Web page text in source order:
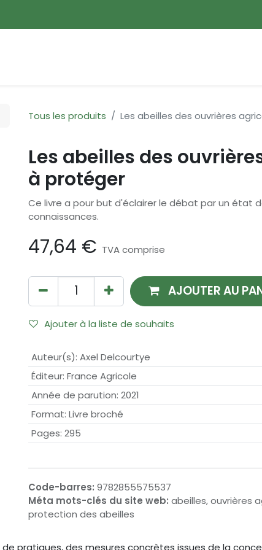
Tous les produits Les abeilles des ouvrières
Les abeilles des
à protéger
Ce livre a pour but d'éclairer le débat par un état
connaissances.
47,64 € TVA comprise
AJOUTER AU
Ajouter à la liste de souhaits
Auteur(s): Axel Delcourtye
Éditeur: France Agricole
Année de parution: 2021
Format: Livre broché
Pages: 295
Code-barres: 9782855575537
Méta mots-clés du site web: abeilles, ouvrières
protection des abeilles